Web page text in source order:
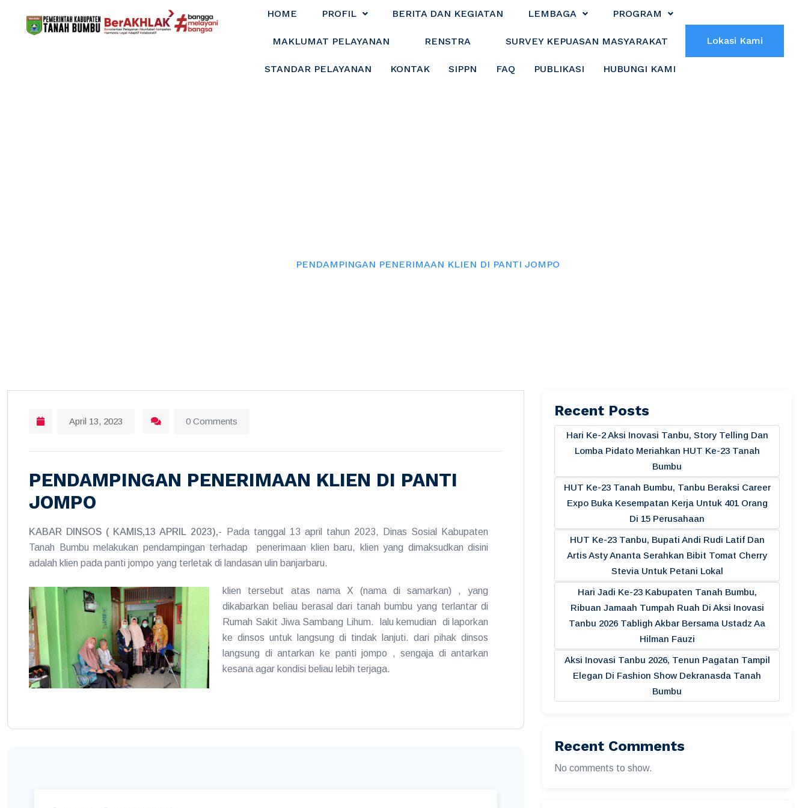
HOME PROFIL BERITA DAN KEGIATAN LEMBAGA PROGRAM
MAKLUMAT PELAYANAN RENSTRA SURVEY KEPUASAN MASYARAKAT
STANDAR PELAYANAN KONTAK SIPPN FAQ PUBLIKASI HUBUNGI KAMI
Lokasi Kami
PENDAMPINGAN PENERIMAAN KLIEN DI PANTI JOMPO
April 13, 2023 0 Comments
PENDAMPINGAN PENERIMAAN KLIEN DI PANTI
JOMPO
KABAR DINSOS ( KAMIS,13 APRIL 2023),-
Pada tanggal 13 april tahun 2023, Dinas Sosial Kabupaten
Tanah Bumbu melakukan pendampingan terhadap penerimaan klien baru, klien yang dimaksudkan disini
adalah klien pada panti jompo yang terletak di landasan ulin banjarbaru.
klien tersebut atas nama X (nama di samarkan) , yang
dikabarkan beliau berasal dari tanah bumbu yang terlantar di
Rumah Sakit Jiwa Sambang Lihum. lalu kemudian di laporkan
ke dinsos untuk langsung di tindak lanjuti. dari pihak dinsos
langsung di antarkan ke panti jompo , sengaja di antarkan
kesana agar kondisi beliau lebih terjaga.
Recent Posts
Hari Ke-2 Aksi Inovasi Tanbu, Story Telling Dan
Lomba Pidato Meriahkan HUT Ke-23 Tanah
Bumbu
HUT Ke-23 Tanah Bumbu, Tanbu Beraksi Career
Expo Buka Kesempatan Kerja Untuk 401 Orang
Di 15 Perusahaan
HUT Ke-23 Tanbu, Bupati Andi Rudi Latif Dan
Artis Asty Ananta Serahkan Bibit Tomat Cherry
Stevia Untuk Petani Lokal
Hari Jadi Ke-23 Kabupaten Tanah Bumbu,
Ribuan Jamaah Tumpah Ruah Di Aksi Inovasi
Tanbu 2026 Tabligh Akbar Bersama Ustadz Aa
Hilman Fauzi
Aksi Inovasi Tanbu 2026, Tenun Pagatan Tampil
Elegan Di Fashion Show Dekranasda Tanah
Bumbu
Recent Comments
No comments to show.